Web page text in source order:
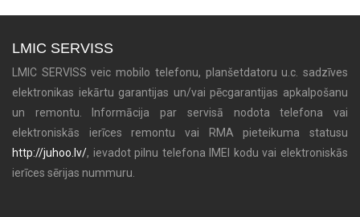
LMIC SERVISS
LMIC SERVISS veic mobilo telefonu, planšetdatoru u.c. sadzīves
elektronikas iekārtu garantijas un/vai pēcgarantijas apkalpošanu
un remontu. Informācija par servisā nodota telefona vai
elektroniskās ierīces remontu vai RMA pieteikuma statusu
http://juhoo.lv/, ievadot pilnu telefona IMEI kodu vai elektroniskās
ierīces sērijas nummuru.